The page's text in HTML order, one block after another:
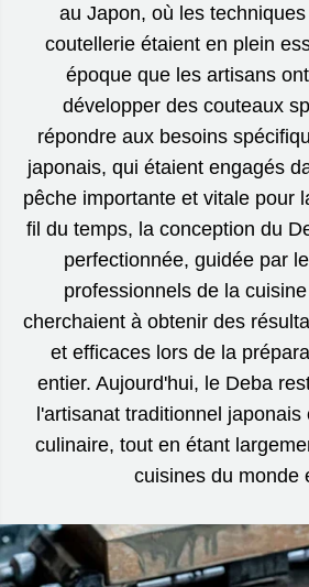
au Japon, où les
coutellerie étaient en plein
époque que les artisans
développer des couteaux
répondre aux besoins
japonais, qui étaient engagés
pêche importante et vitale pour
fil du temps, la conception du
perfectionnée, guidée par
professionnels de la
cherchaient à obtenir des
et efficaces lors de la
entier. Aujourd'hui, le Deba
l'artisanat traditionnel japonais
culinaire, tout en étant
cuisines du monde